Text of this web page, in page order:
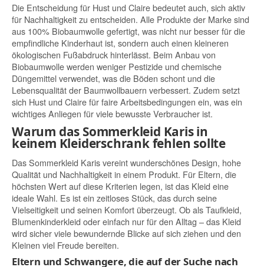
Die Entscheidung für Hust und Claire bedeutet auch, sich aktiv
für Nachhaltigkeit zu entscheiden. Alle Produkte der Marke sind
aus 100% Biobaumwolle gefertigt, was nicht nur besser für die
empfindliche Kinderhaut ist, sondern auch einen kleineren
ökologischen Fußabdruck hinterlässt. Beim Anbau von
Biobaumwolle werden weniger Pestizide und chemische
Düngemittel verwendet, was die Böden schont und die
Lebensqualität der Baumwollbauern verbessert. Zudem setzt
sich Hust und Claire für faire Arbeitsbedingungen ein, was ein
wichtiges Anliegen für viele bewusste Verbraucher ist.
Warum das Sommerkleid Karis in
keinem Kleiderschrank fehlen sollte
Das Sommerkleid Karis vereint wunderschönes Design, hohe
Qualität und Nachhaltigkeit in einem Produkt. Für Eltern, die
höchsten Wert auf diese Kriterien legen, ist das Kleid eine
ideale Wahl. Es ist ein zeitloses Stück, das durch seine
Vielseitigkeit und seinen Komfort überzeugt. Ob als Taufkleid,
Blumenkinderkleid oder einfach nur für den Alltag – das Kleid
wird sicher viele bewundernde Blicke auf sich ziehen und den
Kleinen viel Freude bereiten.
Eltern und Schwangere, die auf der Suche nach